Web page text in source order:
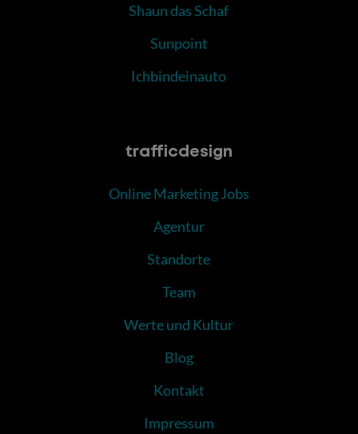
Shaun das Schaf
Sunpoint
Ichbindeinauto
trafficdesign
Online Marketing Jobs
Agentur
Standorte
Team
Werte und Kultur
Blog
Kontakt
Impressum